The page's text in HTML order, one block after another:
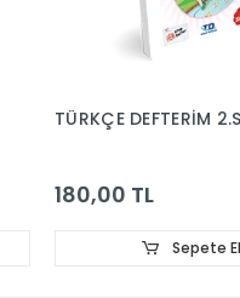
TÜRKÇE DEFTERİM
180,00 TL
Sepete